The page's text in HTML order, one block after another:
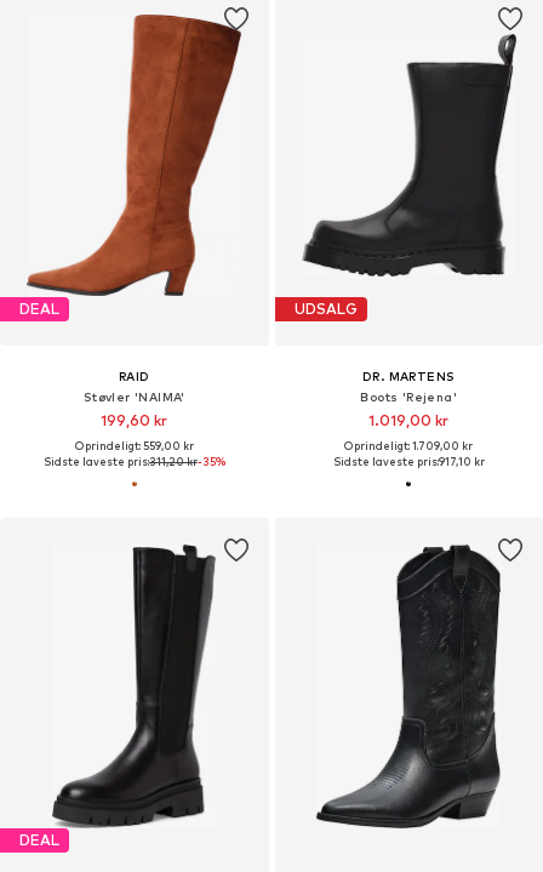
DEAL
RAID
Støvler 'NAIMA'
199,60 kr
Oprindeligt: 559,00 kr
Sidste laveste pris:311,20 kr-35%
UDSALG
DR. MARTENS
Boots 'Rejena'
1.019,00 kr
Oprindeligt: 1.709,00 kr
Sidste laveste pris:917,10 kr
DEAL